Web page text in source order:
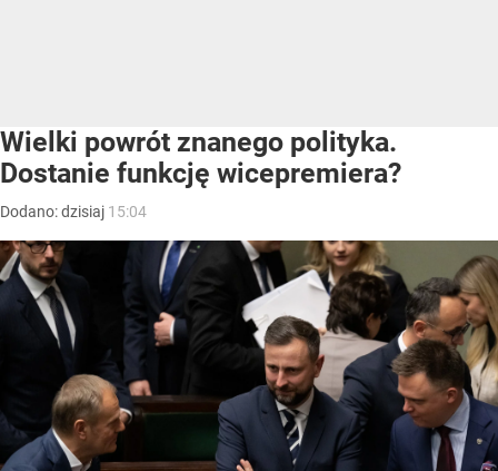
Wielki powrót znanego polityka.
Dostanie funkcję wicepremiera?
Dodano:dzisiaj 15:04